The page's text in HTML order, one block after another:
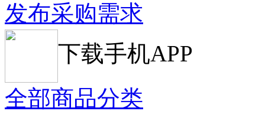
发布采购需求
下载手机APP
全部商品分类